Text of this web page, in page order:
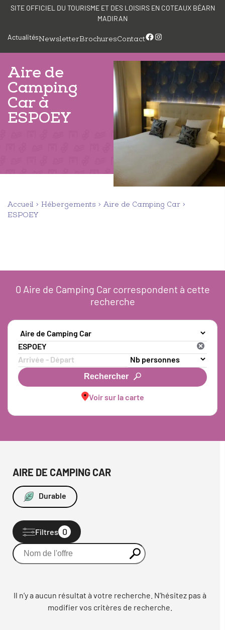
Panneau de gestion des cookies
AllerSITE OFFICIEL DU TOURISME ET DES LOISIRS EN COTEAUX BÉARN
MADIRAN
ActualitésNewsletterBrochuresContactFacebook
Instagram
Aire de
Camping
Car à
ESPOEY
Accueil Hébergements
Aire de Camping Car
ESPOEY
0 Aire de Camping Carcorrespondent à cette
recherche
Rechercher
Voir sur la carte
AIRE DE CAMPING CAR
Durable
Filtres 0
Il n’y a aucun résultat à votre recherche. N’hésitez pas à
modifier vos critères de recherche.